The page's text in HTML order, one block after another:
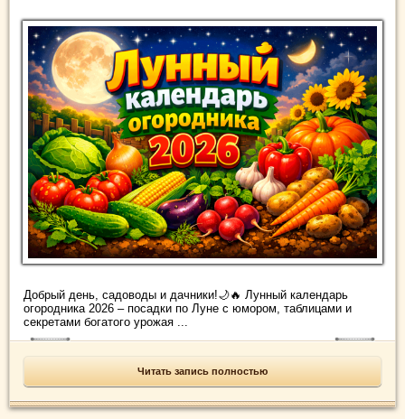
Добрый день, садоводы и дачники!🌙🔥 Лунный календарь
огородника 2026 – посадки по Луне с юмором, таблицами и
секретами богатого урожая ...
Читать запись полностью